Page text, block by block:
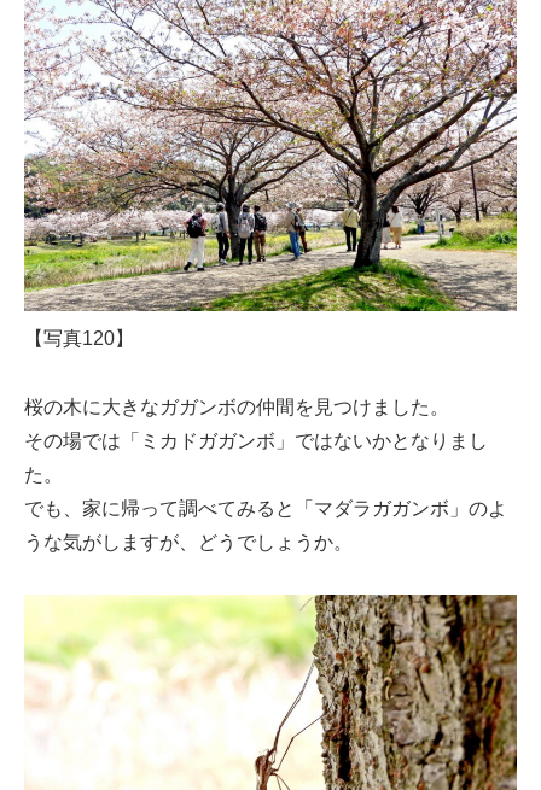
【写真120】
桜の木に大きなガガンボの仲間を見つけました。
その場では「ミカドガガンボ」ではないかとなりまし
た。
でも、家に帰って調べてみると「マダラガガンボ」のよ
うな気がしますが、どうでしょうか。